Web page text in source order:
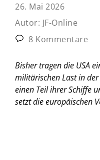
26. Mai 2026
Autor: JF-Online
8 Kommentare
Bisher tragen die USA
militärischen Last in
einen Teil ihrer Schiffe
setzt die europäischen